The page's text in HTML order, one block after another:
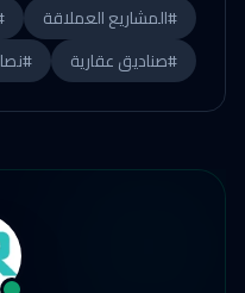
#المشاريع العملاقة
#صناديق عقارية #